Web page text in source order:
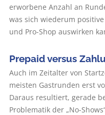
erworbene Anzahl an
was sich wiederum
und Pro-Shop auswirken
Prepaid versus
Auch im Zeitalter von
meisten Gastrunden erst
Daraus resultiert, gerade
Problematik der „No-